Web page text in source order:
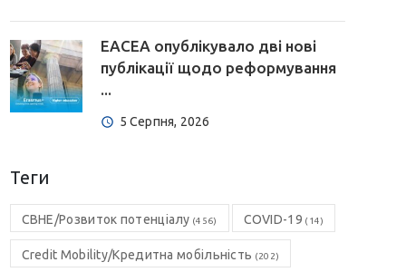
EACEA опублікувало дві нові
публікації щодо реформування
...
5 Серпня, 2026
Теги
CBHE/Розвиток потенціалу (456) COVID-19 (14)
Credit Mobility/Кредитна мобільність (202)